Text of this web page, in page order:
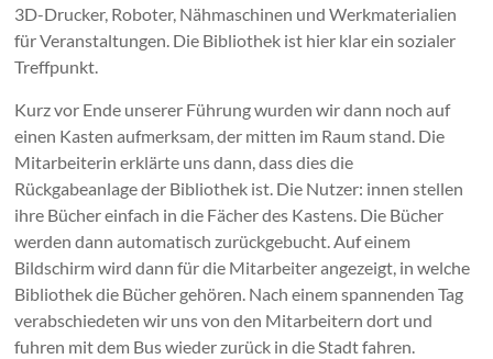
3D-Drucker, Roboter, Nähmaschinen und Werkmaterialien
für Veranstaltungen. Die Bibliothek ist hier klar ein sozialer
Treffpunkt.
Kurz vor Ende unserer Führung wurden wir dann noch auf
einen Kasten aufmerksam, der mitten im Raum stand. Die
Mitarbeiterin erklärte uns dann, dass dies die
Rückgabeanlage der Bibliothek ist. Die Nutzer: innen stellen
ihre Bücher einfach in die Fächer des Kastens. Die Bücher
werden dann automatisch zurückgebucht. Auf einem
Bildschirm wird dann für die Mitarbeiter angezeigt, in welche
Bibliothek die Bücher gehören. Nach einem spannenden Tag
verabschiedeten wir uns von den Mitarbeitern dort und
fuhren mit dem Bus wieder zurück in die Stadt fahren.